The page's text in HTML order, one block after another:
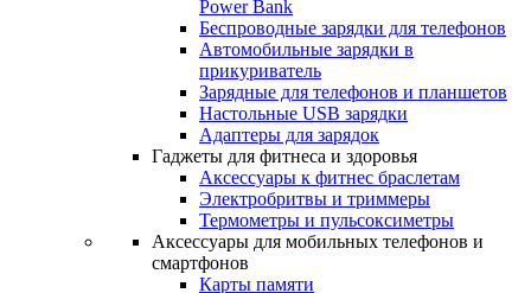
Power Bank
Беспроводные зарядки для телефонов
Автомобильные зарядки в
прикуриватель
Зарядные для телефонов и планшетов
Настольные USB зарядки
Адаптеры для зарядок
Гаджеты для фитнеса и здоровья
Аксессуары к фитнес браслетам
Электробритвы и триммеры
Термометры и пульсоксиметры
Аксессуары для мобильных телефонов и
смартфонов
Карты памяти